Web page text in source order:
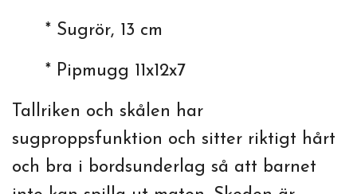
* Sugrör, 13 cm
* Pipmugg 11x12x7
Tallriken och skålen har
sugproppsfunktion och sitter riktigt hårt
och bra i bordsunderlag så att barnet